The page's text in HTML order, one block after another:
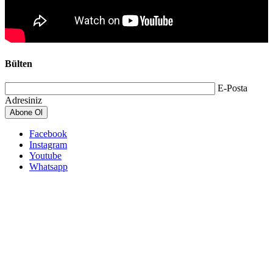
Bülten
E-Posta
Adresiniz
Abone Ol
Facebook
Instagram
Youtube
Whatsapp